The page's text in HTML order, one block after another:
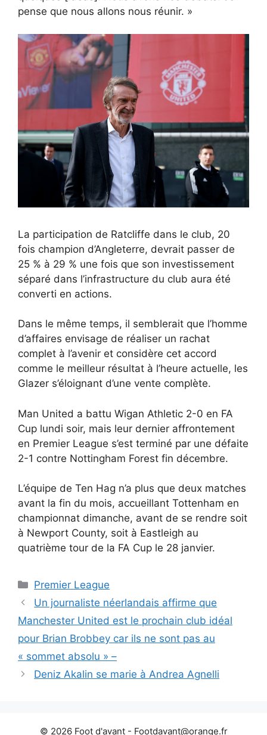
pense que nous allons nous réunir. »
La participation de Ratcliffe dans le club, 20
fois champion d’Angleterre, devrait passer de
25 % à 29 % une fois que son investissement
séparé dans l’infrastructure du club aura été
converti en actions.
Dans le même temps, il semblerait que l’homme
d’affaires envisage de réaliser un rachat
complet à l’avenir et considère cet accord
comme le meilleur résultat à l’heure actuelle, les
Glazer s’éloignant d’une vente complète.
Man United a battu Wigan Athletic 2-0 en FA
Cup lundi soir, mais leur dernier affrontement
en Premier League s’est terminé par une défaite
2-1 contre Nottingham Forest fin décembre.
L’équipe de Ten Hag n’a plus que deux matches
avant la fin du mois, accueillant Tottenham en
championnat dimanche, avant de se rendre soit
à Newport County, soit à Eastleigh au
quatrième tour de la FA Cup le 28 janvier.
Catégories
Premier League
Un journaliste néerlandais affirme que
Manchester United est le prochain club idéal
pour Brian Brobbey car ils ne sont pas au
« sommet absolu » –
Deniz Akalin se marie à Andrea Agnelli
© 2026 Foot d'avant - Footdavant@orange.fr